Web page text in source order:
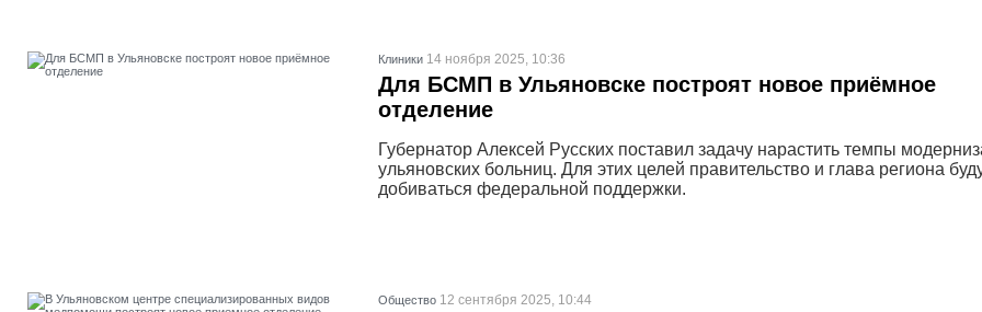
Клиники 14 ноября 2025, 10:36
Для БСМП в Ульяновске построят новое приёмное
отделение
Губернатор Алексей Русских поставил задачу нарастить темпы
ульяновских больниц. Для этих целей правительство и глава региона
добиваться федеральной поддержки.
Общество 12 сентября 2025, 10:44